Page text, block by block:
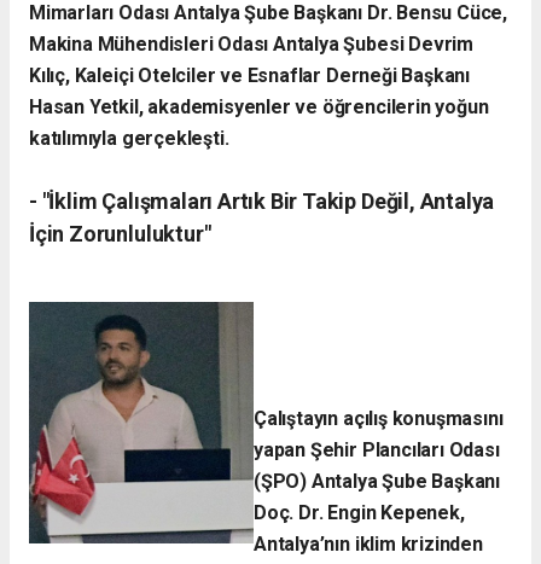
Mimarları Odası Antalya Şube Başkanı Dr. Bensu Cüce,
Makina Mühendisleri Odası Antalya Şubesi Devrim
Kılıç, Kaleiçi Otelciler ve Esnaflar Derneği Başkanı
Hasan Yetkil, akademisyenler ve öğrencilerin yoğun
katılımıyla gerçekleşti.
- ​"İklim Çalışmaları Artık Bir Takip Değil, Antalya
İçin Zorunluluktur"
Çalıştayın açılış konuşmasını
yapan Şehir Plancıları Odası
(ŞPO) Antalya Şube Başkanı
Doç. Dr. Engin Kepenek,
Antalya’nın iklim krizinden